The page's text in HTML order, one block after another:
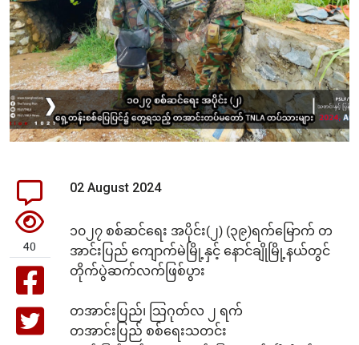
40
02 August 2024
၁၀၂၇ စစ်ဆင်ရေး အပိုင်း(၂) (၃၉)ရက်မြောက် တ
အာင်းပြည် ကျောက်မဲမြို့နှင့် နောင်ချိုမြို့နယ်တွင်
တိုက်ပွဲဆက်လက်ဖြစ်ပွား
တအာင်းပြည်၊ သြဂုတ်လ ၂ ရက်
တအာင်းပြည် စစ်ရေးသတင်း